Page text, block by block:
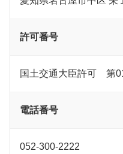
許可番号
国土交通大臣許可 第
電話番号
052-300-2222